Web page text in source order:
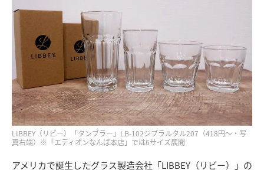
LIBBEY（リビー）「タンブラー」LB-102ジブラルタル207（418円～・写
真右端）※「エディオンなんば本店」では6サイズ展開
アメリカで誕生したグラス製造会社「LIBBEY（リビー）」の